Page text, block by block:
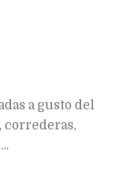
a gusto del
correderas,